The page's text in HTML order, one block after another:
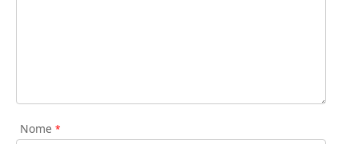
Nome *